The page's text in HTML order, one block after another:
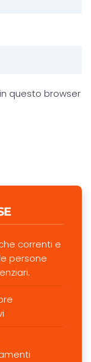
questo browser
correnti e
persone